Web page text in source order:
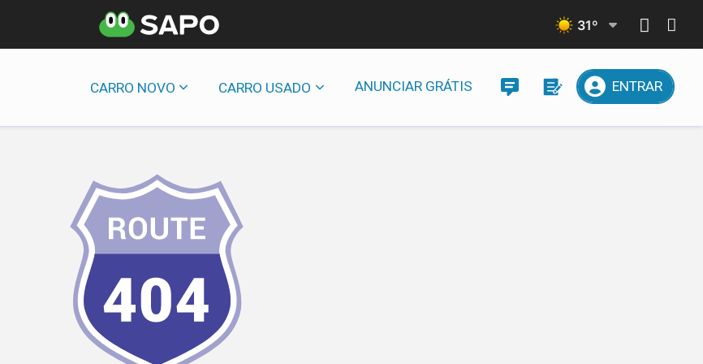
31º
CARRO NOVO CARRO USADO ANUNCIAR GRÁTIS ENTRAR